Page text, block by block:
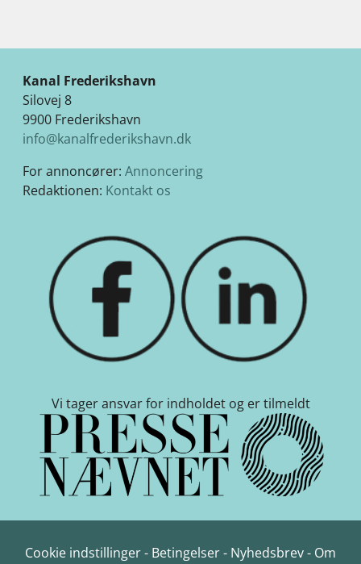
Kanal Frederikshavn
Silovej 8
9900 Frederikshavn
info@kanalfrederikshavn.dk
For annoncører: Annoncering
Redaktionen: Kontakt os
Vi tager ansvar for indholdet og er tilmeldt
Cookie indstillinger- Betingelser- Nyhedsbrev- Om